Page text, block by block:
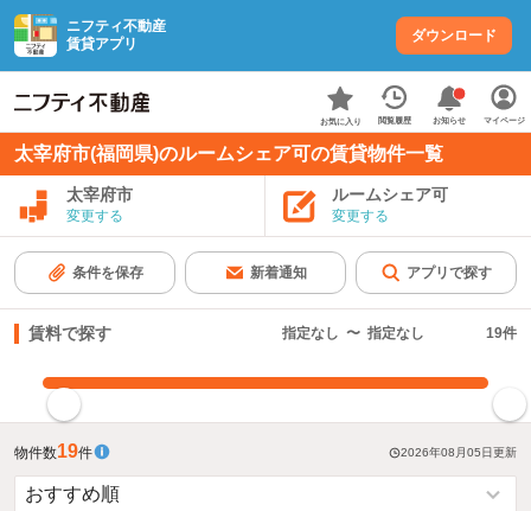
ニフティ不動産
賃貸アプリ
ダウンロード
お気に入り 閲覧履歴 お知らせ マイページ
太宰府市(福岡県)のルームシェア可の賃貸物件一覧
太宰府市
変更する
ルームシェア可
変更する
条件を保存 新着通知 アプリで探す
賃料で探す 指定なし 〜 指定なし 19件
物件数19件 2026年08月05日更新